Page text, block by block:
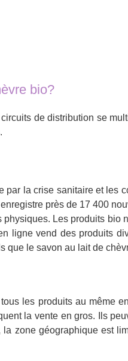
bio?
de distribution se
par la crise sanitaire et
près de 17 400
Les produits
ligne vend des produits
que le savon au lait de
les produits au
la vente en gros. Ils
zone géographique est